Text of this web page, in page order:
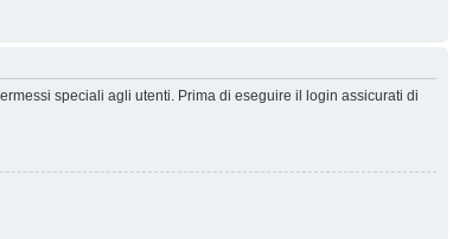
speciali agli utenti. Prima di eseguire il login assicurati di